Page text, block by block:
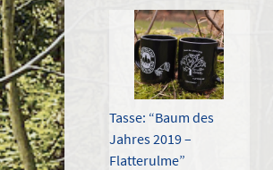
Tasse: “Baum des
Jahres 2019 –
Flatterulme”